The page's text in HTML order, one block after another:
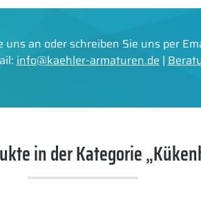
uns an oder schreiben Sie uns per
info@kaehler-armaturen.de|
in der Kategorie